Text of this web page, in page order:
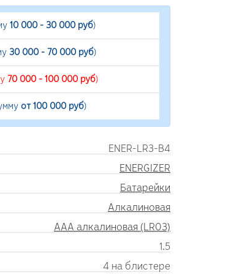
10 000 - 30 000 руб)
30 000 - 70 000 руб)
70 000 - 100 000 руб)
от 100 000 руб)
ENER-LR3-B4
ENERGIZER
Батарейки
Алкалиновая
AAA алкалиновая (LR03)
1.5
4 на блистере